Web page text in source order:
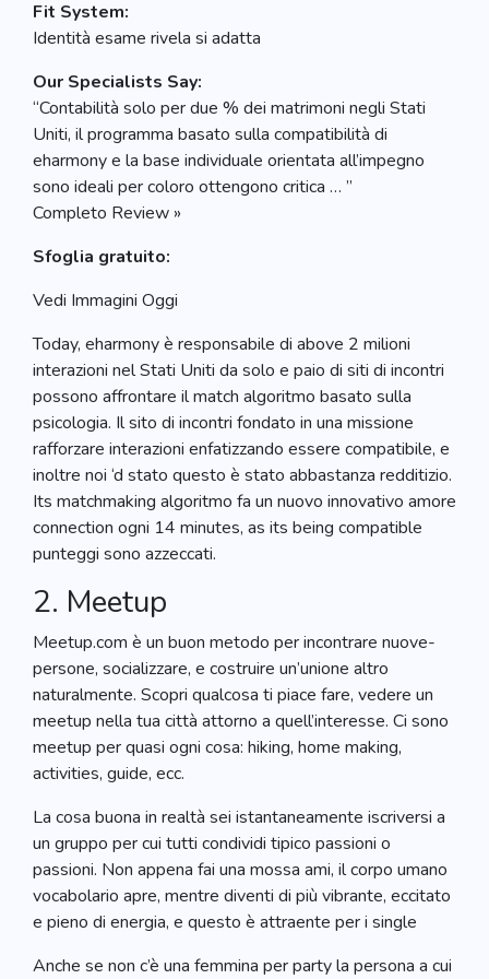
Fit System:
Identità esame rivela si adatta
Our Specialists Say:
“Contabilità solo per due % dei matrimoni negli Stati
Uniti, il programma basato sulla compatibilità di
eharmony e la base individuale orientata all’impegno
sono ideali per coloro ottengono critica … ”
Completo Review »
Sfoglia gratuito:
Vedi Immagini Oggi
Today, eharmony è responsabile di above 2 milioni
interazioni nel Stati Uniti da solo e paio di siti di incontri
possono affrontare il match algoritmo basato sulla
psicologia. Il sito di incontri fondato in una missione
rafforzare interazioni enfatizzando essere compatibile, e
inoltre noi ‘d stato questo è stato abbastanza redditizio.
Its matchmaking algoritmo fa un nuovo innovativo amore
connection ogni 14 minutes, as its being compatible
punteggi sono azzeccati.
2. Meetup
Meetup.com è un buon metodo per incontrare nuove-
persone, socializzare, e costruire un’unione altro
naturalmente. Scopri qualcosa ti piace fare, vedere un
meetup nella tua città attorno a quell’interesse. Ci sono
meetup per quasi ogni cosa: hiking, home making,
activities, guide, ecc.
La cosa buona in realtà sei istantaneamente iscriversi a
un gruppo per cui tutti condividi tipico passioni o
passioni. Non appena fai una mossa ami, il corpo umano
vocabolario apre, mentre diventi di più vibrante, eccitato
e pieno di energia, e questo è attraente per i single
Anche se non c’è una femmina per party la persona a cui